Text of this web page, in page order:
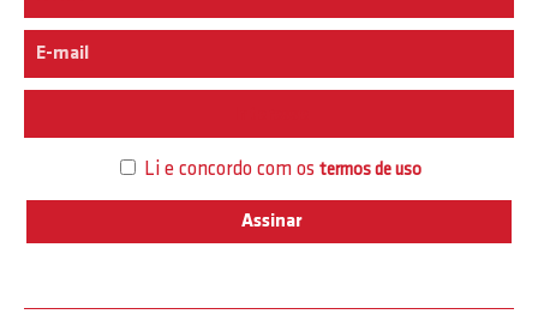
Li e concordo com os termos de uso